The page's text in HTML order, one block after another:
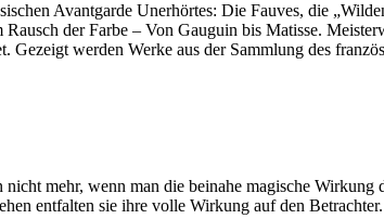
Avantgarde Unerhörtes: Die Fauves, die
der Farbe – Von Gauguin bis Matisse.
werden Werke aus der Sammlung des
mehr, wenn man die beinahe magische
entfalten sie ihre volle Wirkung auf den Betrachter.